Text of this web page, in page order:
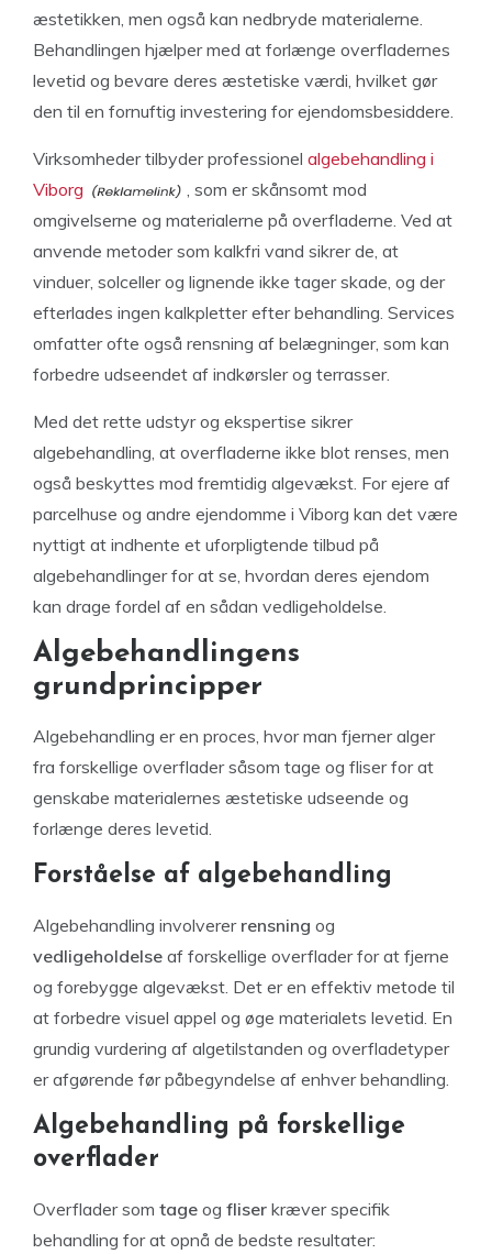
æstetikken, men også kan nedbryde materialerne.
Behandlingen hjælper med at forlænge overfladernes
levetid og bevare deres æstetiske værdi, hvilket gør
den til en fornuftig investering for ejendomsbesiddere.
Virksomheder tilbyder professionel algebehandling i
Viborg
, som er skånsomt mod
omgivelserne og materialerne på overfladerne. Ved at
anvende metoder som kalkfri vand sikrer de, at
vinduer, solceller og lignende ikke tager skade, og der
efterlades ingen kalkpletter efter behandling. Services
omfatter ofte også rensning af belægninger, som kan
forbedre udseendet af indkørsler og terrasser.
Med det rette udstyr og ekspertise sikrer
algebehandling, at overfladerne ikke blot renses, men
også beskyttes mod fremtidig algevækst. For ejere af
parcelhuse og andre ejendomme i Viborg kan det være
nyttigt at indhente et uforpligtende tilbud på
algebehandlinger for at se, hvordan deres ejendom
kan drage fordel af en sådan vedligeholdelse.
Algebehandlingens
grundprincipper
Algebehandling er en proces, hvor man fjerner alger
fra forskellige overflader såsom tage og fliser for at
genskabe materialernes æstetiske udseende og
forlænge deres levetid.
Forståelse af algebehandling
Algebehandling involverer rensning og
vedligeholdelse af forskellige overflader for at fjerne
og forebygge algevækst. Det er en effektiv metode til
at forbedre visuel appel og øge materialets levetid. En
grundig vurdering af algetilstanden og overfladetyper
er afgørende før påbegyndelse af enhver behandling.
Algebehandling på forskellige
overflader
Overflader som tage og fliser kræver specifik
behandling for at opnå de bedste resultater: